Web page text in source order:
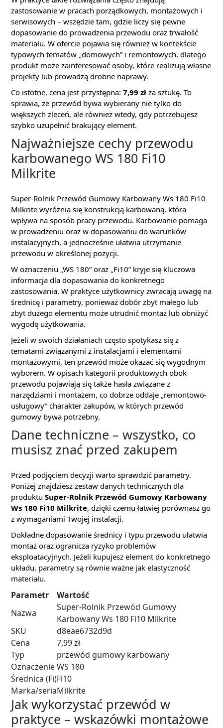
zastosowanie w pracach porządkowych, montażowych i
serwisowych – wszędzie tam, gdzie liczy się pewne
dopasowanie do prowadzenia przewodu oraz trwałość
materiału. W ofercie pojawia się również w kontekście
typowych tematów „domowych” i remontowych, dlatego
produkt może zainteresować osoby, które realizują własne
projekty lub prowadzą drobne naprawy.
Co istotne, cena jest przystępna: 7,99 zł za sztukę. To
sprawia, że przewód bywa wybierany nie tylko do
większych zleceń, ale również wtedy, gdy potrzebujesz
szybko uzupełnić brakujący element.
Najważniejsze cechy przewodu
karbowanego WS 180 Fi10
Milkrite
Super-Rolnik Przewód Gumowy Karbowany Ws 180 Fi10
Milkrite wyróżnia się konstrukcją karbowaną, która
wpływa na sposób pracy przewodu. Karbowanie pomaga
w prowadzeniu oraz w dopasowaniu do warunków
instalacyjnych, a jednocześnie ułatwia utrzymanie
przewodu w określonej pozycji.
W oznaczeniu „WS 180” oraz „Fi10” kryje się kluczowa
informacja dla dopasowania do konkretnego
zastosowania. W praktyce użytkownicy zwracają uwagę na
średnicę i parametry, ponieważ dobór zbyt małego lub
zbyt dużego elementu może utrudnić montaż lub obniżyć
wygodę użytkowania.
Jeżeli w swoich działaniach często spotykasz się z
tematami związanymi z instalacjami i elementami
montażowymi, ten przewód może okazać się wygodnym
wyborem. W opisach kategorii produktowych obok
przewodu pojawiają się także hasła związane z
narzędziami i montażem, co dobrze oddaje „remontowo-
usługowy” charakter zakupów, w których przewód
gumowy bywa potrzebny.
Dane techniczne – wszystko, co
musisz znać przed zakupem
Przed podjęciem decyzji warto sprawdzić parametry.
Poniżej znajdziesz zestaw danych technicznych dla
produktu Super-Rolnik Przewód Gumowy Karbowany
Ws 180 Fi10 Milkrite, dzięki czemu łatwiej porównasz go
z wymaganiami Twojej instalacji.
Dokładne dopasowanie średnicy i typu przewodu ułatwia
montaż oraz ogranicza ryzyko problemów
eksploatacyjnych. Jeżeli kupujesz element do konkretnego
układu, parametry są równie ważne jak elastyczność
materiału.
Parametr
Wartość
Nazwa
Super-Rolnik Przewód Gumowy
Karbowany Ws 180 Fi10 Milkrite
SKU
d8eae6732d9d
Cena
7,99 zł
Typ
przewód gumowy karbowany
OznaczenieWS 180
Średnica (Fi)Fi10
Marka/seriaMilkrite
Jak wykorzystać przewód w
praktyce – wskazówki montażowe